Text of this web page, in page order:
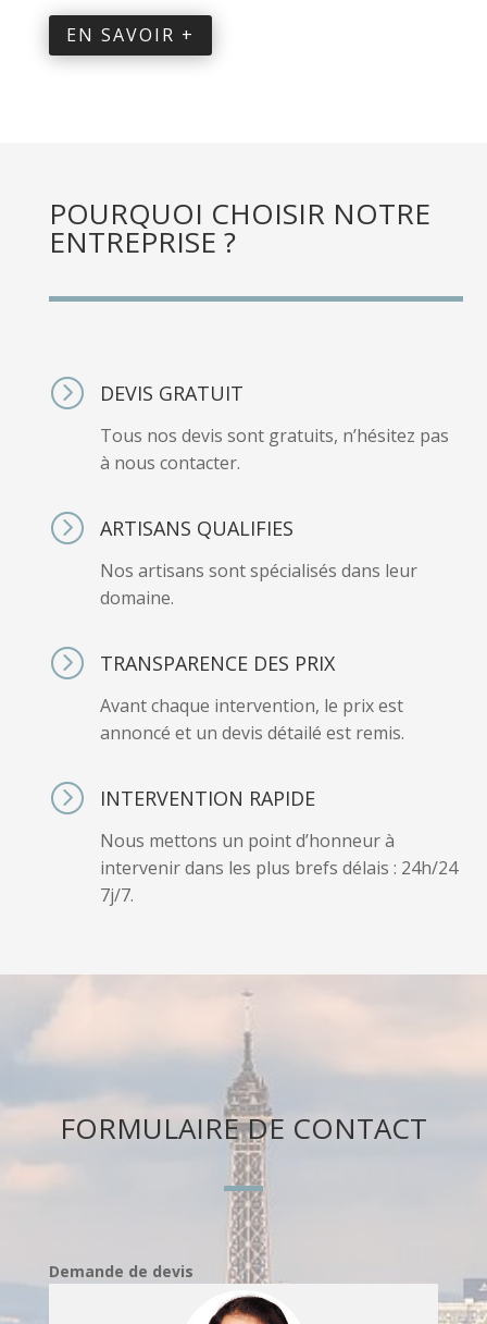
EN SAVOIR +
POURQUOI CHOISIR NOTRE
ENTREPRISE ?
= DEVIS GRATUIT
Tous nos devis sont gratuits, n’hésitez pas
à nous contacter.
= ARTISANS QUALIFIES
Nos artisans sont spécialisés dans leur
domaine.
= TRANSPARENCE DES PRIX
Avant chaque intervention, le prix est
annoncé et un devis détailé est remis.
= INTERVENTION RAPIDE
Nous mettons un point d’honneur à
intervenir dans les plus brefs délais : 24h/24
7j/7.
FORMULAIRE DE CONTACT
Demande de devis